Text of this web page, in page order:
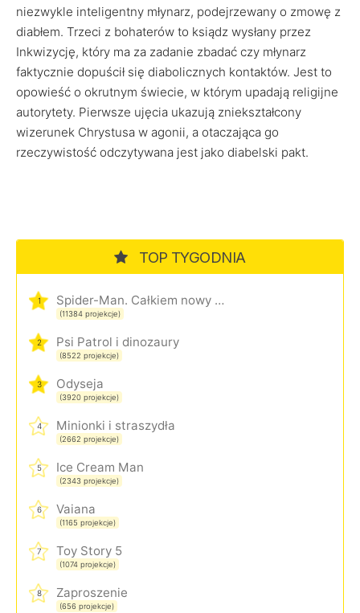
niezwykle inteligentny młynarz, podejrzewany o zmowę z
diabłem. Trzeci z bohaterów to ksiądz wysłany przez
Inkwizycję, który ma za zadanie zbadać czy młynarz
faktycznie dopuścił się diabolicznych kontaktów. Jest to
opowieść o okrutnym świecie, w którym upadają religijne
autorytety. Pierwsze ujęcia ukazują zniekształcony
wizerunek Chrystusa w agonii, a otaczająca go
rzeczywistość odczytywana jest jako diabelski pakt.
TOP TYGODNIA
1 Spider-Man. Całkiem nowy dzień
(11384 projekcje)
2 Psi Patrol i dinozaury
(8522 projekcje)
3 Odyseja
(3920 projekcje)
4 Minionki i straszydła
(2662 projekcje)
5 Ice Cream Man
(2343 projekcje)
6 Vaiana
(1165 projekcje)
7 Toy Story 5
(1074 projekcje)
8 Zaproszenie
(656 projekcje)